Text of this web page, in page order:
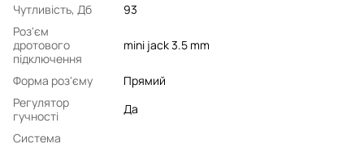
Чутливість, Дб
93
Роз'єм
дротового
підключення
mini jack 3.5 mm
Форма роз'єму
Прямий
Регулятор
гучності
Да
Система